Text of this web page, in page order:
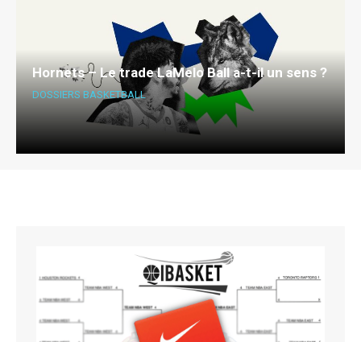
Hornets – Le trade LaMelo Ball a-t-il un sens ?
DOSSIERS BASKETBALL